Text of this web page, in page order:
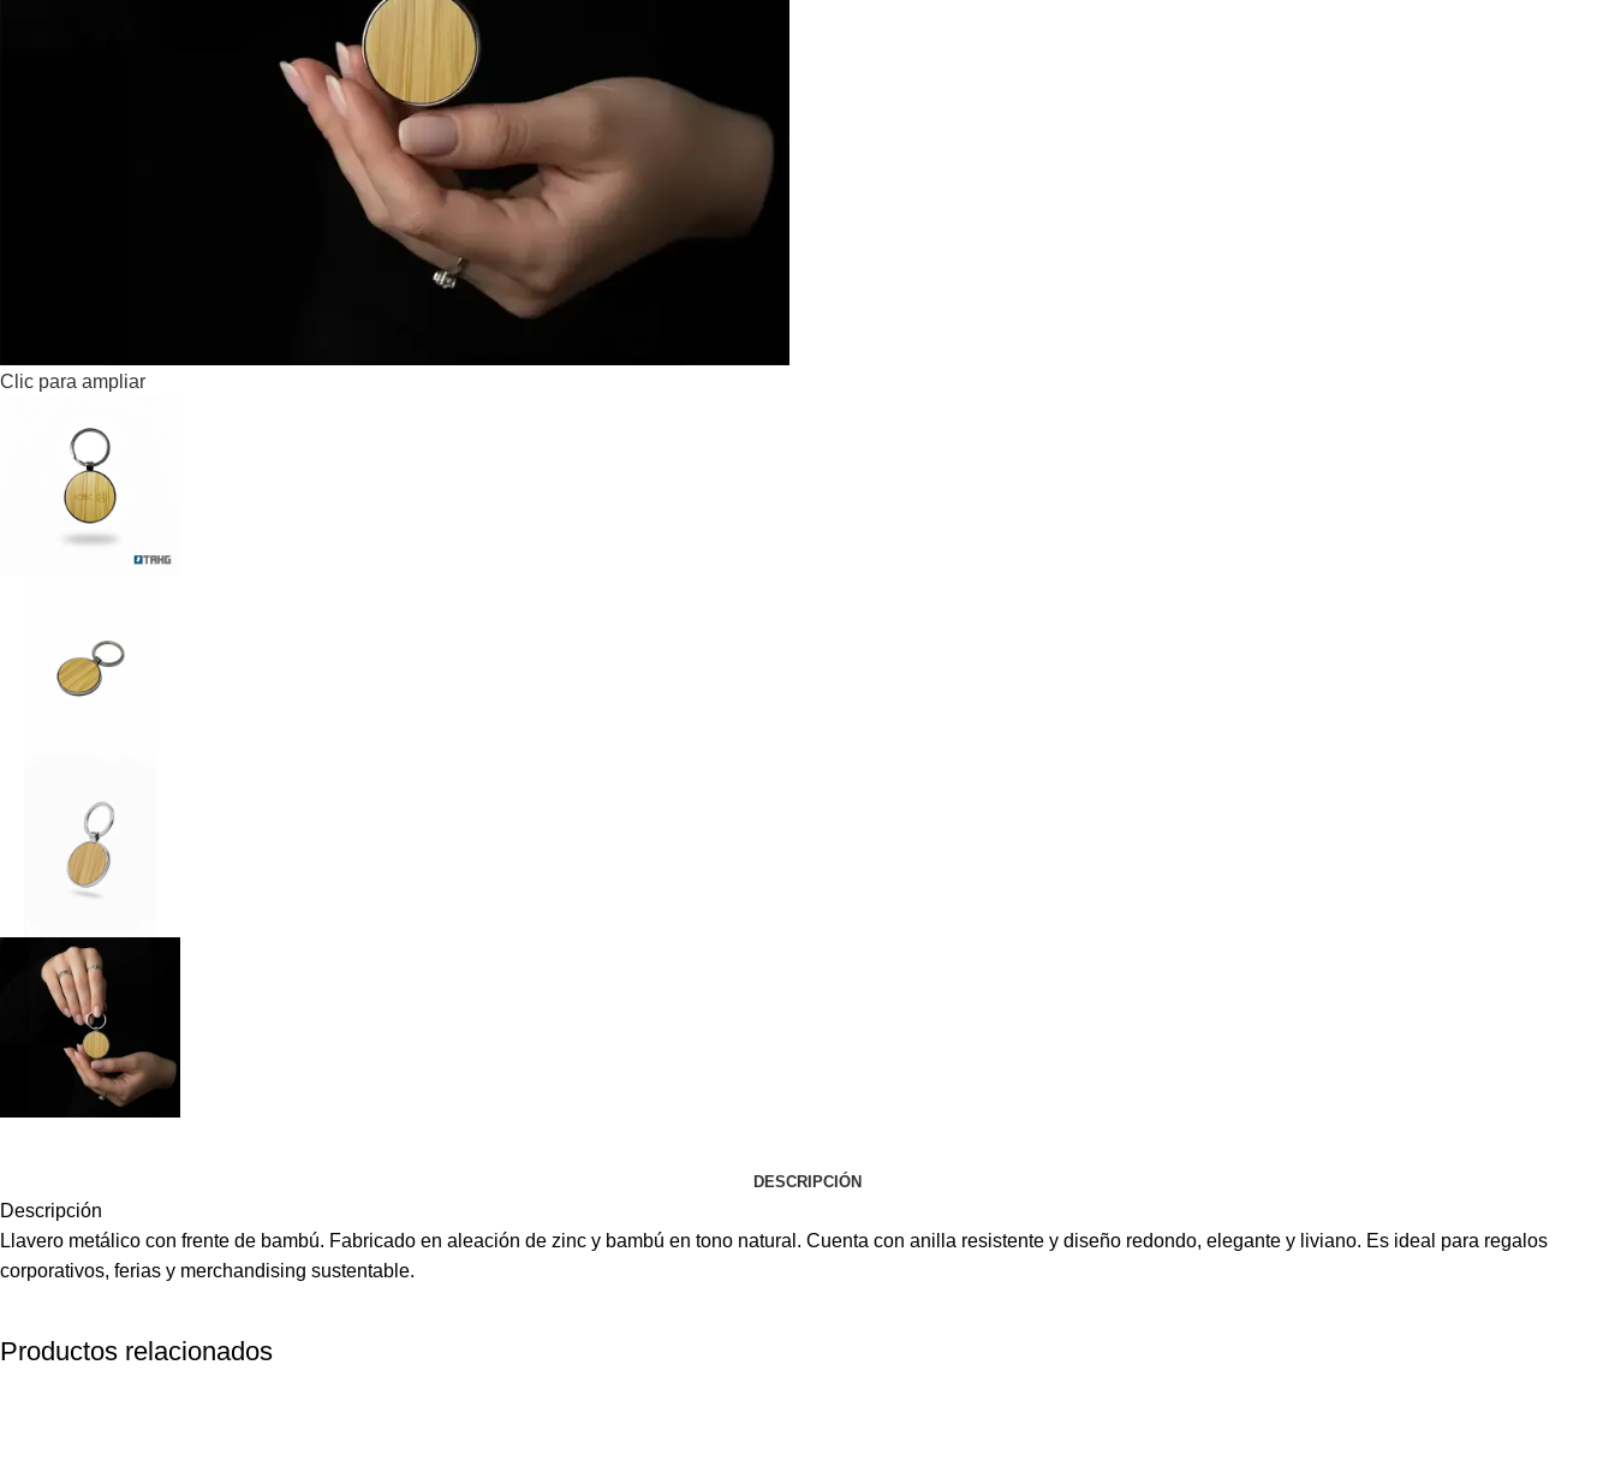
Clic para ampliar
DESCRIPCIÓN
Descripción
Llavero metálico con frente de bambú. Fabricado en aleación de zinc y bambú en tono natural. Cuenta con anilla resistente y diseño redondo, elegante y liviano. Es ideal para regalos
corporativos, ferias y merchandising sustentable.
Productos relacionados